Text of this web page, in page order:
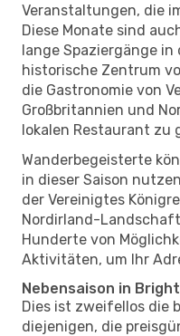
Veranstaltungen, die
Diese Monate sind
lange Spaziergänge
historische Zentrum
die Gastronomie von
Großbritannien und
lokalen Restaurant zu
Wanderbegeisterte
in dieser Saison
der Vereinigtes
Nordirland-
Hunderte von
Aktivitäten, um Ihr
Nebensaison in
Dies ist zweifellos die
diejenigen, die